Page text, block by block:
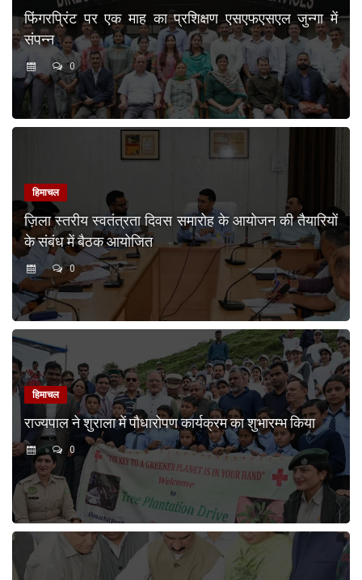
फिंगरप्रिंट पर एक माह का प्रशिक्षण एसएफएसएल जुन्गा में
संपन्न
0
हिमाचल
ज़िला स्तरीय स्वतंत्रता दिवस समारोह के आयोजन की तैयारियों
के संबंध में बैठक आयोजित
0
हिमाचल
राज्यपाल ने शुराला में पौधारोपण कार्यक्रम का शुभारम्भ किया
0